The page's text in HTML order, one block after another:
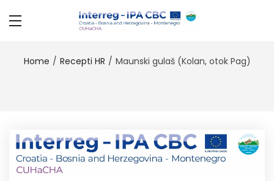
Home Recepti HR Maunski gulaš (Kolan, otok Pag)